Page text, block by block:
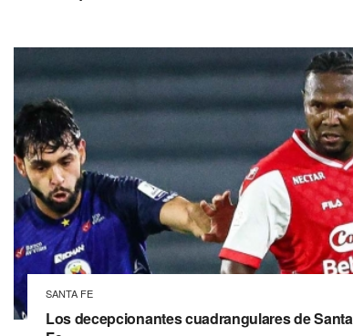
SANTA FE
Los decepcionantes cuadrangulares de Santa